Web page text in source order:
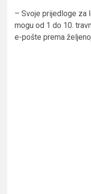
– Svoje prijedloge za
mogu od 1 do 10.
e-pošte prema